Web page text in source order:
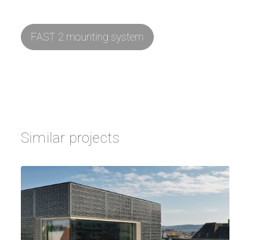
FAST 2 mounting system
Similar projects